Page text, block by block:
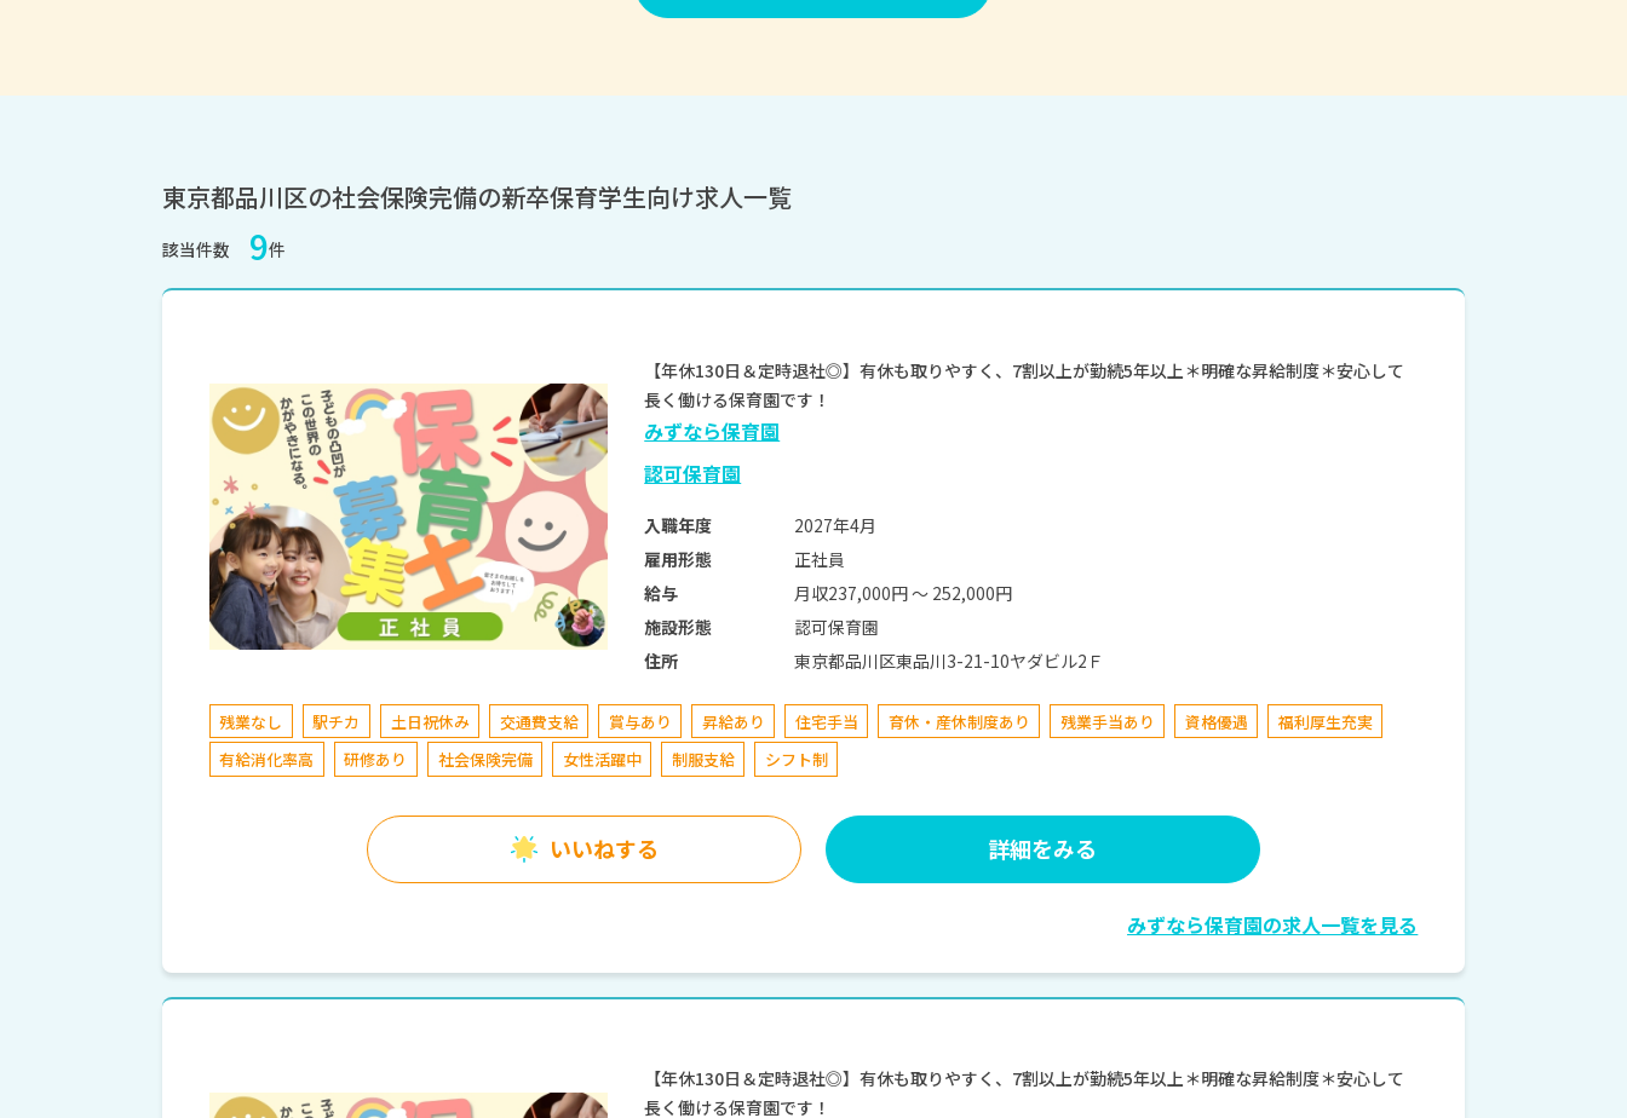
東京都品川区の社会保険完備の新卒保育学生向け求人一覧
該当件数 9件
【年休130日＆定時退社◎】有休も取りやすく、7割以上が勤続5年以上＊明確な昇給制度＊安心して
長く働ける保育園です！
みずなら保育園
認可保育園
入職年度
2027年4月
雇用形態
正社員
給与
月収237,000円 〜 252,000円
施設形態
認可保育園
住所
東京都品川区東品川3-21-10ヤダビル2Ｆ
残業なし 駅チカ 土日祝休み 交通費支給 賞与あり 昇給あり 住宅手当 育休・産休制度あり 残業手当あり 資格優遇
福利厚生充実
有給消化率高
研修あり 社会保険完備 女性活躍中 制服支給 シフト制
いいねする 詳細をみる
みずなら保育園の求人一覧を見る
【年休130日＆定時退社◎】有休も取りやすく、7割以上が勤続5年以上＊明確な昇給制度＊安心して
長く働ける保育園です！